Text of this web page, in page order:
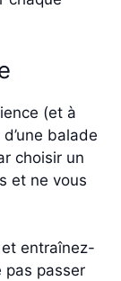
(et à
balade
choisir un
et ne vous
entraînez-
pas passer